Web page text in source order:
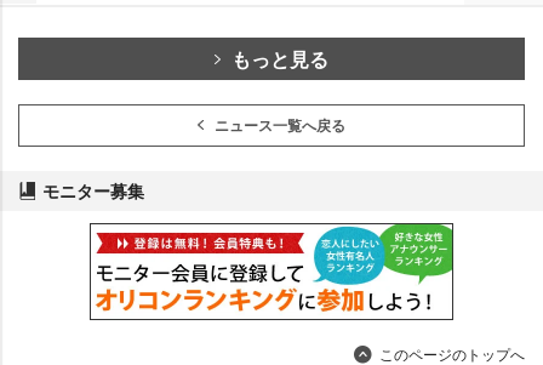
もっと見る
ニュース一覧へ戻る
モニター募集
このページのトップへ